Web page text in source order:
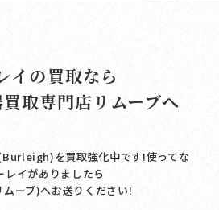
イの買取なら
取専門店リムーブへ
を買取強化中です!使ってな
レイがありましたら
ーブ)へお送りください!